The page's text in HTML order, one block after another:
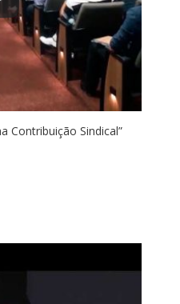
Contribuição Sindical”